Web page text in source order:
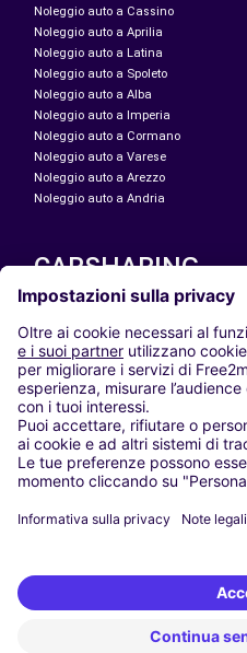
Noleggio auto a Cassino
Noleggio auto a Aprilia
Noleggio auto a Latina
Noleggio auto a Spoleto
Noleggio auto a Alba
Noleggio auto a Imperia
Noleggio auto a Cormano
Noleggio auto a Varese
Noleggio auto a Arezzo
Noleggio auto a Andria
CARSHARING
LE NOSTRE CITTÀ
Paris
Madrid
Washington DC
Milano
Roma
Torino
Vienna
Berlino
Düsseldorf